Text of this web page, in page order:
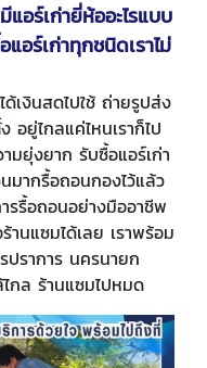
อร์เก่ายี่ห้ออะไรแบบ
อร์เก่าทุกชนิดเราไม่
ด้เงินสดไปใช้ ถ่ายรูปส่ง
ยู่ไกลแค่ไหนเราก็ไป
มยุ่งยาก รับซื้อแอร์เก่า
มากรื้อถอนกองไว้แล้ว
รรื้อถอนอย่างมืออาชีพ
นแซมได้เลย เราพร้อม
ราการ นครนายก
กล ร้านแซมไปหมด